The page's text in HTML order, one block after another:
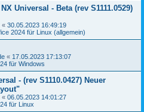
Universal - Beta (rev S1111.0529)
« 30.05.2023 16:49:19
2024 für Linux (allgemein)
« 17.05.2023 17:13:07
für Windows
- (rev S1110.0427) Neuer
« 06.05.2023 14:01:27
für Linux